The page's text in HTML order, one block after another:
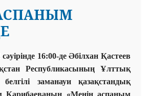
16:00-де Әбілхан Қастеев
Республикасының Ұлттық
заманауи қазақстандық